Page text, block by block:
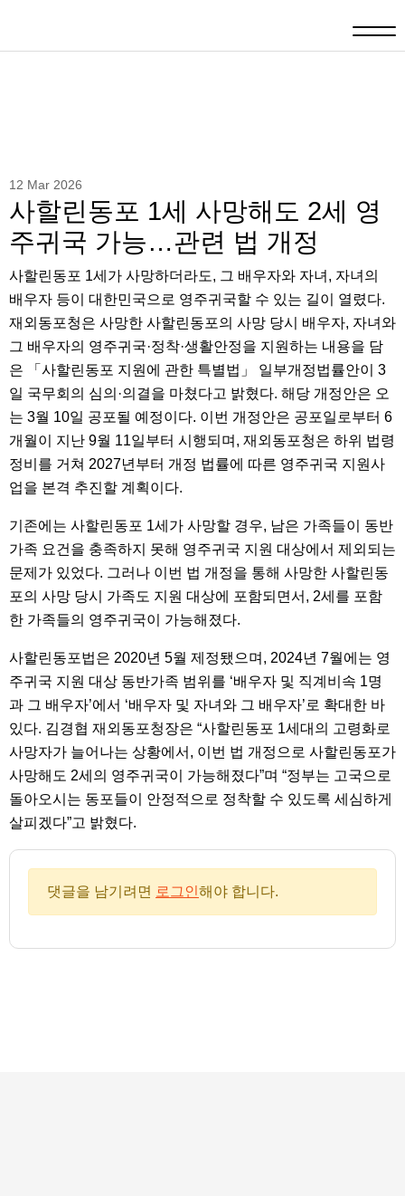
12 Mar 2026
사할린동포 1세 사망해도 2세 영
주귀국 가능…관련 법 개정
사할린동포 1세가 사망하더라도, 그 배우자와 자녀, 자녀의
배우자 등이 대한민국으로 영주귀국할 수 있는 길이 열렸다.
재외동포청은 사망한 사할린동포의 사망 당시 배우자, 자녀와
그 배우자의 영주귀국·정착·생활안정을 지원하는 내용을 담
은 「사할린동포 지원에 관한 특별법」 일부개정법률안이 3
일 국무회의 심의·의결을 마쳤다고 밝혔다. 해당 개정안은 오
는 3월 10일 공포될 예정이다. 이번 개정안은 공포일로부터 6
개월이 지난 9월 11일부터 시행되며, 재외동포청은 하위 법령
정비를 거쳐 2027년부터 개정 법률에 따른 영주귀국 지원사
업을 본격 추진할 계획이다.
기존에는 사할린동포 1세가 사망할 경우, 남은 가족들이 동반
가족 요건을 충족하지 못해 영주귀국 지원 대상에서 제외되는
문제가 있었다. 그러나 이번 법 개정을 통해 사망한 사할린동
포의 사망 당시 가족도 지원 대상에 포함되면서, 2세를 포함
한 가족들의 영주귀국이 가능해졌다.
사할린동포법은 2020년 5월 제정됐으며, 2024년 7월에는 영
주귀국 지원 대상 동반가족 범위를 ‘배우자 및 직계비속 1명
과 그 배우자’에서 ‘배우자 및 자녀와 그 배우자’로 확대한 바
있다. 김경협 재외동포청장은 “사할린동포 1세대의 고령화로
사망자가 늘어나는 상황에서, 이번 법 개정으로 사할린동포가
사망해도 2세의 영주귀국이 가능해졌다”며 “정부는 고국으로
돌아오시는 동포들이 안정적으로 정착할 수 있도록 세심하게
살피겠다”고 밝혔다.
댓글을 남기려면 로그인 해야 합니다.